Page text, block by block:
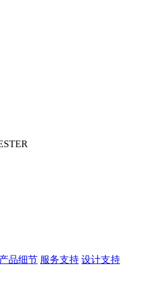
产品细节 服务支持 设计支持